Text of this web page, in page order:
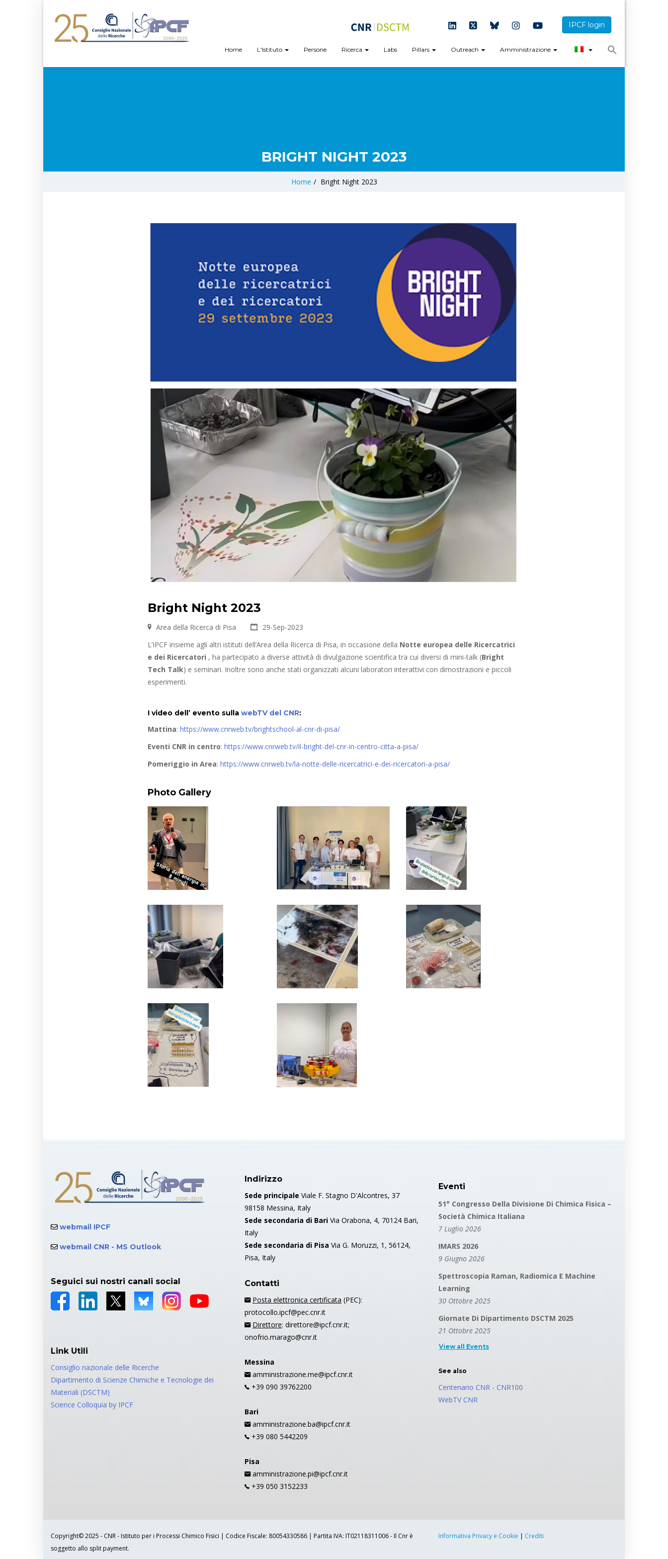
IPCF login
Home L'Istituto Persone Ricerca Labs Pillars Outreach Amministrazione
BRIGHT NIGHT 2023
Home / Bright Night 2023
Bright Night 2023
Area della Ricerca di Pisa
29-Sep-2023
L’IPCF insieme agli altri istituti dell’Area della Ricerca di Pisa, in occasione della Notte europea delle Ricercatrici
e dei Ricercatori , ha partecipato a diverse attività di divulgazione scientifica tra cui diversi di mini-talk (Bright
Tech Talk) e seminari. Inoltre sono anche stati organizzati alcuni laboratori interattivi con dimostrazioni e piccoli
esperimenti.
I video dell’ evento sulla webTV del CNR:
Mattina: https://www.cnrweb.tv/brightschool-al-cnr-di-pisa/
Eventi CNR in centro: https://www.cnrweb.tv/il-bright-del-cnr-in-centro-citta-a-pisa/
Pomeriggio in Area: https://www.cnrweb.tv/la-notte-delle-ricercatrici-e-dei-ricercatori-a-pisa/
Photo Gallery
webmail IPCF
webmail CNR - MS Outlook
Seguici sui nostri canali social
Link Utili
Consiglio nazionale delle Ricerche
Dipartimento di Scienze Chimiche e Tecnologie dei
Materiali (DSCTM)
Science Colloquia by IPCF
Indirizzo
Sede principale Viale F. Stagno D'Alcontres, 37
98158 Messina, Italy
Sede secondaria di Bari Via Orabona, 4, 70124 Bari,
Italy
Sede secondaria di Pisa Via G. Moruzzi, 1, 56124,
Pisa, Italy
Contatti
Posta elettronica certificata (PEC):
protocollo.ipcf@pec.cnr.it
Direttore: direttore@ipcf.cnr.it;
onofrio.marago@cnr.it
Messina
amministrazione.me@ipcf.cnr.it
+39 090 39762200
Bari
amministrazione.ba@ipcf.cnr.it
+39 080 5442209
Pisa
amministrazione.pi@ipcf.cnr.it
+39 050 3152233
Eventi
51° Congresso Della Divisione Di Chimica Fisica –
Società Chimica Italiana
7 Luglio 2026
IMARS 2026
9 Giugno 2026
Spettroscopia Raman, Radiomica E Machine
Learning
30 Ottobre 2025
Giornate Di Dipartimento DSCTM 2025
21 Ottobre 2025
View all Events
See also
Centenario CNR - CNR100
WebTV CNR
Copyright© 2025 - CNR - Istituto per i Processi Chimico Fisici | Codice Fiscale: 80054330586 | Partita IVA: IT02118311006 - Il Cnr è
soggetto allo split payment.
Informativa Privacy e Cookie | Crediti